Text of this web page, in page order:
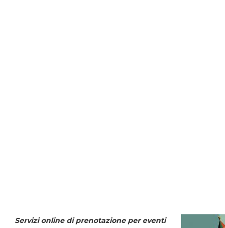
Servizi online di prenotazione per eventi